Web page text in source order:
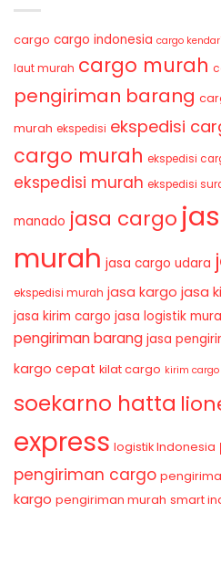
cargo cargo indonesia cargo
laut murah cargo murah
pengiriman barang
murah ekspedisi ekspedisi
cargo murah ekspedisi
ekspedisi murah ekspedisi
manado jasa cargo
murah jasa cargo udara
ekspedisi murah jasa kargo jasa
jasa kirim cargo jasa logistik
pengiriman barang jasa
kargo cepat kilat cargo kirim cargo
soekarno hatta
express logistik Indonesia
pengiriman cargo
kargo pengiriman murah smart